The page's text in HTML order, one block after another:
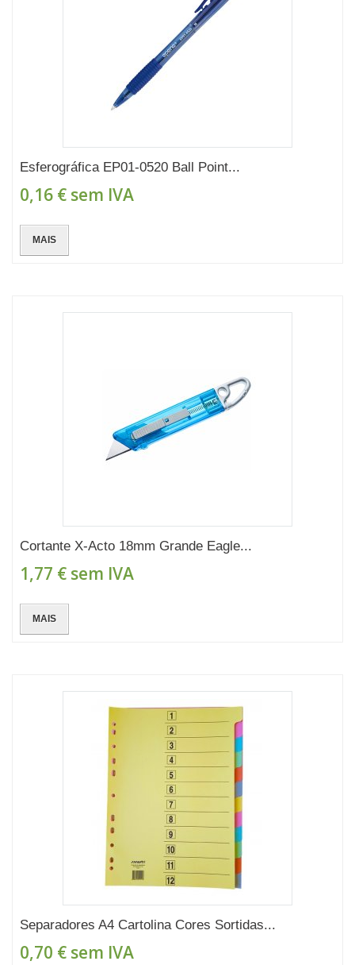
Esferográfica EP01-0520 Ball Point...
0,16 € sem IVA
MAIS
Cortante X-Acto 18mm Grande Eagle...
1,77 € sem IVA
MAIS
Separadores A4 Cartolina Cores Sortidas...
0,70 € sem IVA